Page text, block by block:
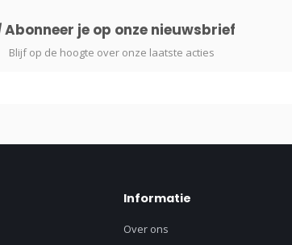
Abonneer je op onze nieuwsbrief
Blijf op de hoogte over onze laatste acties
Informatie
Over ons